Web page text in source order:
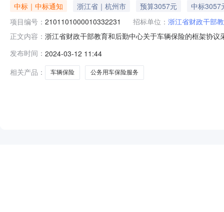
中标｜中标通知 浙江省｜杭州市 预算3057元
中标3057
项目编号： 2101101000010332231 招标单位： 浙江省财政干部
正文内容： 浙江省财政干部教育和后勤中心关于车辆保险的框架协
1[2024]7832号3056.53项目所在行政区划编码:339900
发布时间： 2024-03-12 11:44
相关产品：
车辆保险 公务用车保险服务